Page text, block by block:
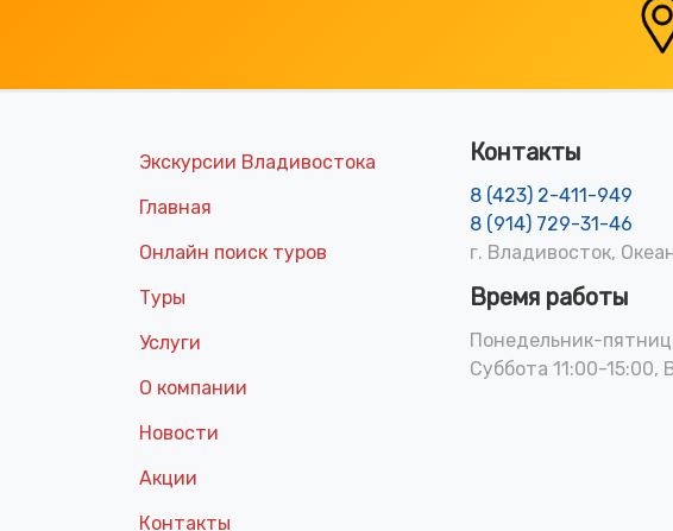
Экскурсии Владивостока
Главная
Онлайн поиск туров
Туры
Услуги
О компании
Новости
Акции
Контакты
Контакты
8 (423) 2-411-949
8 (914) 729-31-46
г. Владивосток,
Время работы
Понедельник-
Суббота 11:00-15:00,